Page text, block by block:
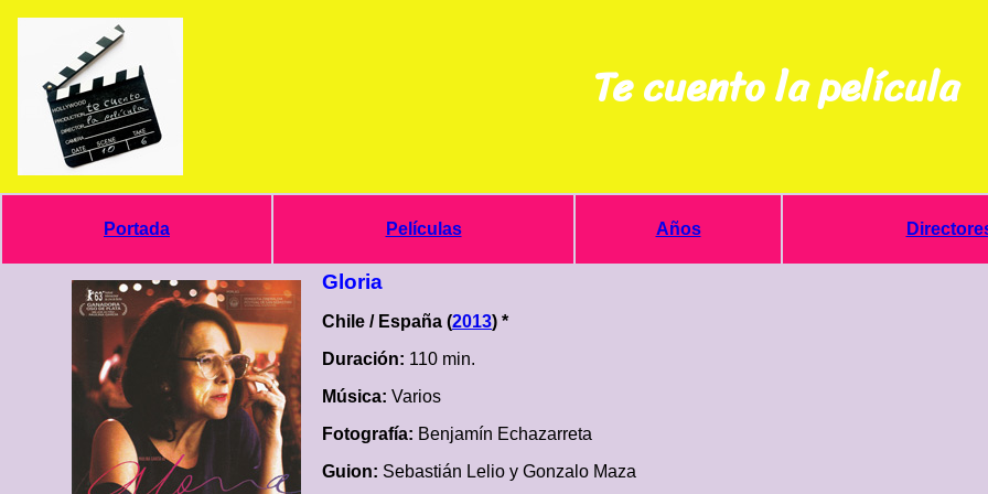
Te cuento la película
Portada Películas Años
Gloria
Chile / España (2013) *
Duración: 110 min.
Música: Varios
Fotografía: Benjamín Echazarreta
Guion: Sebastián Lelio y Gonzalo Maza